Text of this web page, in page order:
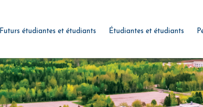
Futurs étudiantes et étudiants Étudiantes et étudiants